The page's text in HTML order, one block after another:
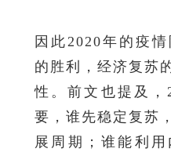
因此2020年的疫
的胜利，经济复苏
性。前文也提及，
要，谁先稳定复苏
展周期；谁能利